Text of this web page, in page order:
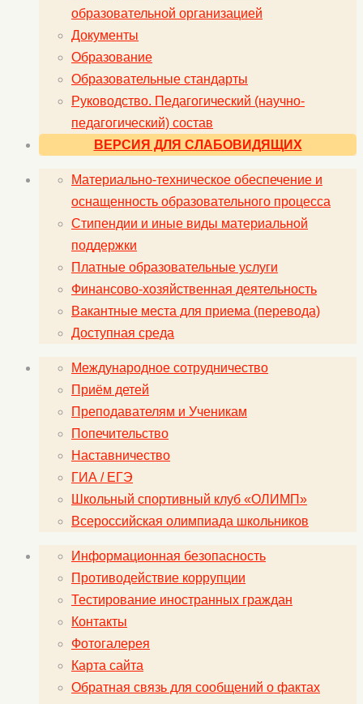
образовательной организацией
Документы
Образование
Образовательные стандарты
Руководство. Педагогический (научно-
педагогический) состав
ВЕРСИЯ ДЛЯ СЛАБОВИДЯЩИХ
Материально-техническое обеспечение и
оснащенность образовательного процесса
Стипендии и иные виды материальной
поддержки
Платные образовательные услуги
Финансово-хозяйственная деятельность
Вакантные места для приема (перевода)
Доступная среда
Международное сотрудничество
Приём детей
Преподавателям и Ученикам
Попечительство
Наставничество
ГИА / ЕГЭ
Школьный спортивный клуб «ОЛИМП»
Всероссийская олимпиада школьников
Информационная безопасность
Противодействие коррупции
Тестирование иностранных граждан
Контакты
Фотогалерея
Карта сайта
Обратная связь для сообщений о фактах